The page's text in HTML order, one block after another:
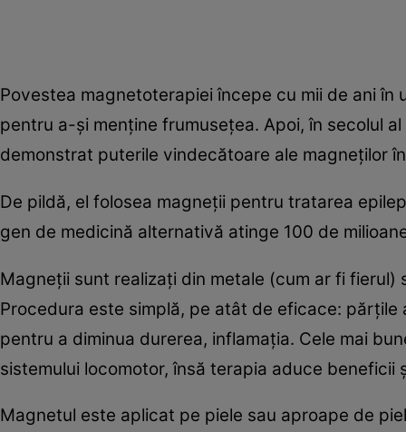
Povestea magnetoterapiei începe cu mii de ani
pentru a-şi menţine frumuseţea. Apoi, în secolul
demonstrat puterile vindecătoare ale magneţilor
De pildă, el folosea magneţii pentru tratarea
gen de medicină alternativă atinge 100 de
Magneţii sunt realizaţi din metale (cum ar fi
Procedura este simplă, pe atât de eficace:
pentru a diminua durerea, inflamaţia. Cele mai
sistemului locomotor, însă terapia aduce beneficii
Magnetul este aplicat pe piele sau aproape de